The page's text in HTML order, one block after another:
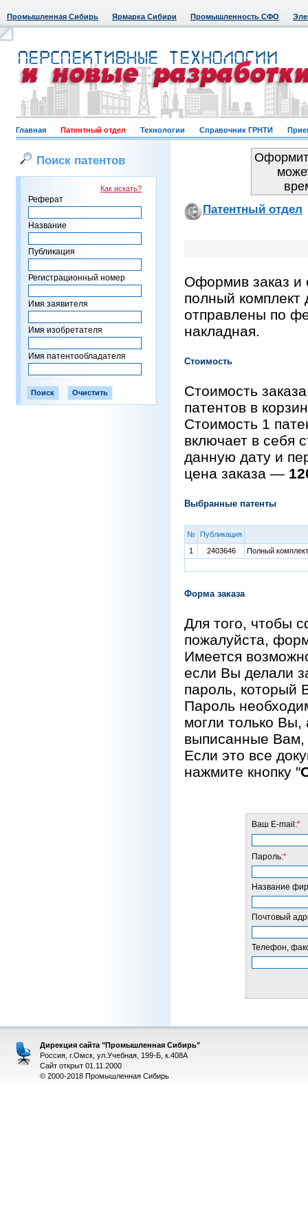
Промышленная Сибирь Ярмарка Сибири Промышленность СФО
Главная Патентный отдел Технологии Справочник ГРНТИ
Поиск патентов
Как искать?
Реферат
Название
Публикация
Регистрационный номер
Имя заявителя
Имя изобретателя
Имя патентообладателя
Патентный отдел
Оформив заказ и
полный комплект
отправлены по
накладная.
Стоимость
Стоимость
патентов в
Стоимость 1
включает в себя
данную дату и
цена заказа —
Выбранные патенты
№ Публикация
1
2403646 Полный
Форма заказа
Для того, чтобы
пожалуйста,
Имеется
если Вы делали
пароль, который
Пароль
могли только Вы,
выписанные Вам,
Если это все
нажмите кнопку "
Ваш E-mail:*
Пароль:*
Название
Почтовый
Телефон,
Дирекция сайта "Промышленная Сибирь"
Россия, г.Омск, ул.Учебная, 199-Б, к.408А
Сайт открыт 01.11.2000
© 2000-2018 Промышленная Сибирь